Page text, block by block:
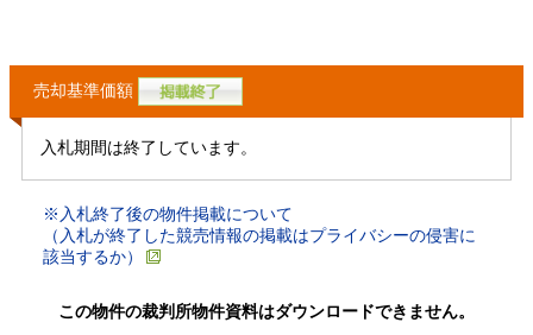
売却基準価額
入札期間は終了しています。
※入札終了後の物件掲載について
（入札が終了した競売情報の掲載はプライバシーの侵害に
該当するか）
この物件の裁判所物件資料はダウンロードできません。